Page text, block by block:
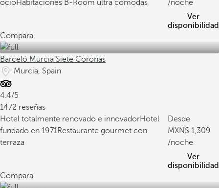
ocioHabitaciones B-Room ultra cómodas
/noche
Ver
disponibilidad
Compara
Barceló Murcia Siete Coronas
Murcia, Spain
4.4/5
1472 reseñas
Hotel totalmente renovado e innovadorHotel
fundado en 1971Restaurante gourmet con
terraza
Desde
1,309
/noche
Ver
disponibilidad
Compara